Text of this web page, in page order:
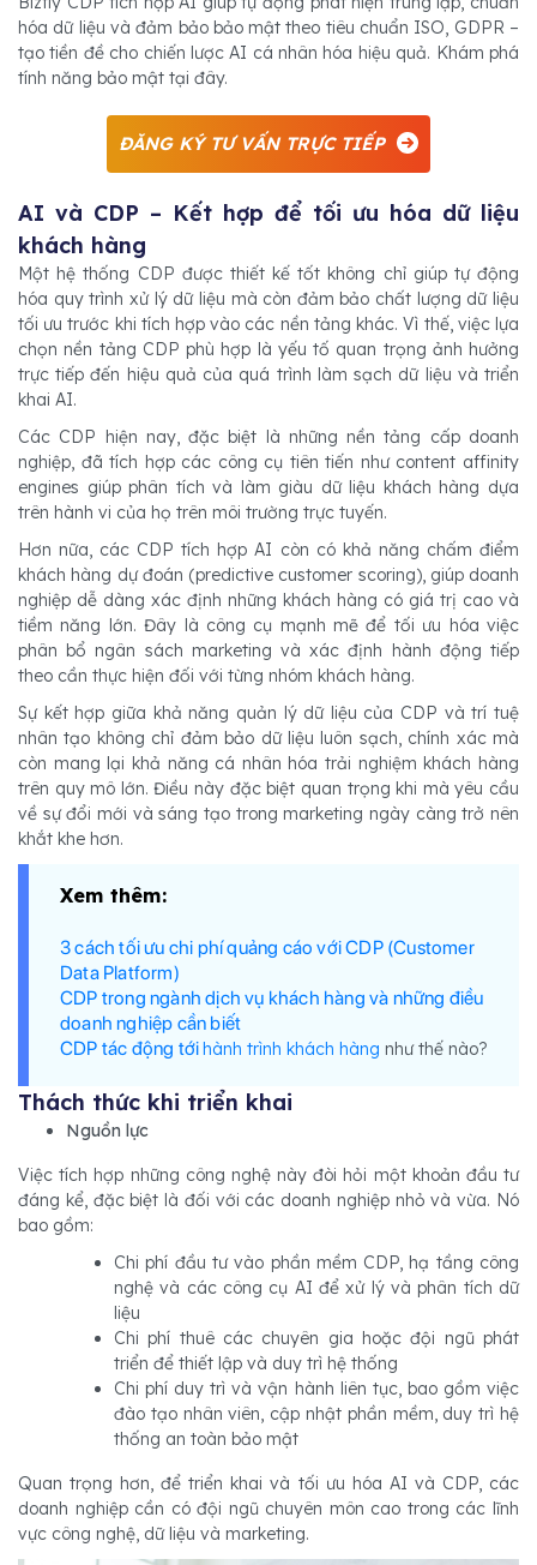
hóa dữ liệu và đảm bảo bảo mật theo tiêu chuẩn ISO, GDPR –
tạo tiền đề cho chiến lược AI cá nhân hóa hiệu quả. Khám phá
tính năng bảo mật tại đây.
ĐĂNG KÝ TƯ VẤN TRỰC TIẾP
AI và CDP – Kết hợp để tối ưu hóa dữ liệu
khách hàng
Một hệ thống CDP được thiết kế tốt không chỉ giúp tự động
hóa quy trình xử lý dữ liệu mà còn đảm bảo chất lượng dữ liệu
tối ưu trước khi tích hợp vào các nền tảng khác. Vì thế, việc lựa
chọn nền tảng CDP phù hợp là yếu tố quan trọng ảnh hưởng
trực tiếp đến hiệu quả của quá trình làm sạch dữ liệu và triển
khai AI.
Các CDP hiện nay, đặc biệt là những nền tảng cấp doanh
nghiệp, đã tích hợp các công cụ tiên tiến như content affinity
engines giúp phân tích và làm giàu dữ liệu khách hàng dựa
trên hành vi của họ trên môi trường trực tuyến.
Hơn nữa, các CDP tích hợp AI còn có khả năng chấm điểm
khách hàng dự đoán (predictive customer scoring), giúp doanh
nghiệp dễ dàng xác định những khách hàng có giá trị cao và
tiềm năng lớn. Đây là công cụ mạnh mẽ để tối ưu hóa việc
phân bổ ngân sách marketing và xác định hành động tiếp
theo cần thực hiện đối với từng nhóm khách hàng.
Sự kết hợp giữa khả năng quản lý dữ liệu của CDP và trí tuệ
nhân tạo không chỉ đảm bảo dữ liệu luôn sạch, chính xác mà
còn mang lại khả năng cá nhân hóa trải nghiệm khách hàng
trên quy mô lớn. Điều này đặc biệt quan trọng khi mà yêu cầu
về sự đổi mới và sáng tạo trong marketing ngày càng trở nên
khắt khe hơn.
Xem thêm:
3 cách tối ưu chi phí quảng cáo với CDP (Customer
Data Platform)
CDP trong ngành dịch vụ khách hàng và những điều
doanh nghiệp cần biết
CDP tác động tớihành trình khách hàng như thế nào?
Thách thức khi triển khai
Nguồn lực
Việc tích hợp những công nghệ này đòi hỏi một khoản đầu tư
đáng kể, đặc biệt là đối với các doanh nghiệp nhỏ và vừa. Nó
bao gồm:
Chi phí đầu tư vào phần mềm CDP, hạ tầng công
nghệ và các công cụ AI để xử lý và phân tích dữ
liệu
Chi phí thuê các chuyên gia hoặc đội ngũ phát
triển để thiết lập và duy trì hệ thống
Chi phí duy trì và vận hành liên tục, bao gồm việc
đào tạo nhân viên, cập nhật phần mềm, duy trì hệ
thống an toàn bảo mật
Quan trọng hơn, để triển khai và tối ưu hóa AI và CDP, các
doanh nghiệp cần có đội ngũ chuyên môn cao trong các lĩnh
vực công nghệ, dữ liệu và marketing.